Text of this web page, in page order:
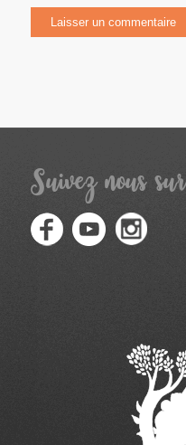
Suivez nous sur